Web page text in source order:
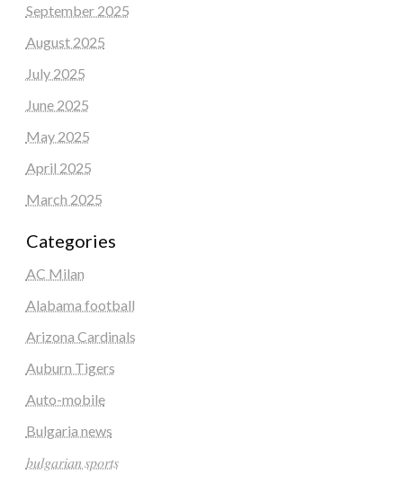
September 2025
August 2025
July 2025
June 2025
May 2025
April 2025
March 2025
Categories
AC Milan
Alabama football
Arizona Cardinals
Auburn Tigers
Auto-mobile
Bulgaria news
𝑏𝑢𝑙𝑔𝑎𝑟𝑖𝑎𝑛 𝑠𝑝𝑜𝑟𝑡𝑠